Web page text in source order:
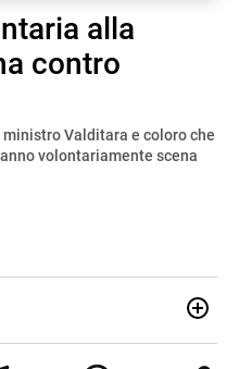
alla
contro
Valditara e coloro che
volontariamente scena